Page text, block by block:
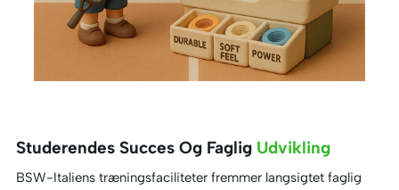
Studerendes Succes Og Faglig Udvikling
BSW-Italiens træningsfaciliteter fremmer langsigtet faglig